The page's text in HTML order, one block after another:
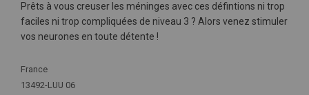
Prêts à vous creuser les méninges avec ces défintions ni trop
faciles ni trop compliquées de niveau 3 ? Alors venez stimuler
vos neurones en toute détente !
Plus
d'infos
France
13492-LUU 06